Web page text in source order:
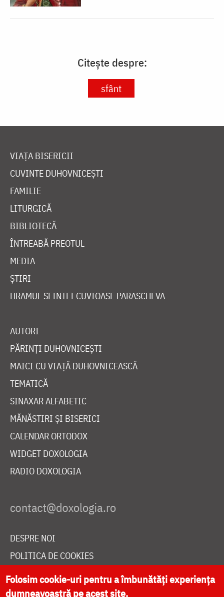
Citește despre:
sfânt
VIAȚA BISERICII
CUVINTE DUHOVNICEȘTI
FAMILIE
LITURGICĂ
BIBLIOTECĂ
ÎNTREABĂ PREOTUL
MEDIA
ȘTIRI
HRAMUL SFINTEI CUVIOASE PARASCHEVA
AUTORI
PĂRINȚI DUHOVNICEȘTI
MAICI CU VIAȚĂ DUHOVNICEASCĂ
TEMATICĂ
SINAXAR ALFABETIC
MĂNĂSTIRI ȘI BISERICI
CALENDAR ORTODOX
WIDGET DOXOLOGIA
RADIO DOXOLOGIA
DESPRE NOI
POLITICA DE COOKIES
DONEAZĂ ONLINE PENTRU CATEDRALA NAȚIONALĂ
Folosim cookie-uri pentru a îmbunătăți experiența
dumneavoastră pe acest site.